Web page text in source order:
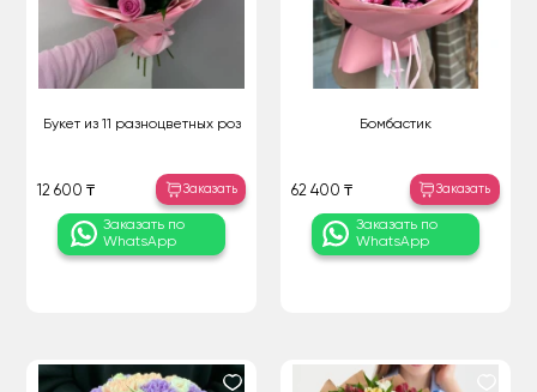
Букет из 11 разноцветных роз
12 600 ₸ Заказать
Заказать по
WhatsApp
Бомбастик
62 400 ₸ Заказать
Заказать по
WhatsApp